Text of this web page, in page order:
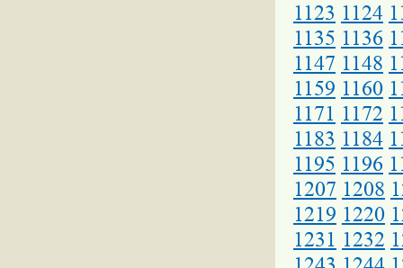
1123 1124
1135 1136
1147 1148
1159 1160
1171 1172
1183 1184
1195 1196
1207 1208
1219 1220
1231 1232